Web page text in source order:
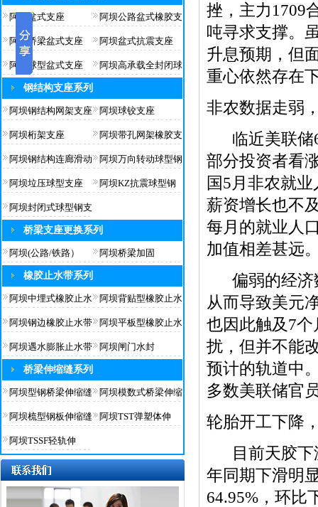
阿坝盆式支座 阿坝公路盆式橡胶支
阿坝桥梁盆式支座 阿坝盆式抗震支座
阿坝球型盆式支座 阿坝高承载全封闭球
钢结构支座系列
阿坝钢结构网架支座 阿坝球铰支座
阿坝桁架支座 阿坝带孔网架橡胶支
阿坝钢结构连廊滑动 阿坝万向转动球型钢
阿坝垃压球型支座 阿坝KZ抗震球型钢
阿坝封闭式球型钢支
桥梁支座更换系列
阿坝(公路/铁路） 阿坝桥梁加固
橡胶止水带系列
阿坝中埋式橡胶止水 阿坝背贴型橡胶止水
阿坝钢边橡胶止水带 阿坝平板型橡胶止水
阿坝遇水膨胀止水带 阿坝闸门水封
桥梁伸缩缝系列
阿坝型钢桥梁伸缩缝 阿坝模数式桥梁伸缩
阿坝梳型钢板伸缩缝 阿坝TST弹塑体伸
阿坝TSSF轻轨伸
挫，主力1709
吨寻求支撑。
升息预期，但
重心依然存在
非农数据走弱
临近美联储6
部分投资者看
国5月非农就
薪资增长也不
每月的就业人
加值相差甚远
偏弱的经济
从而导致美元
也因此触及7
扰，但并不能
预计的轨道中
多数美联储官
轮胎开工下降
目前天胶下
年同期下滑明
64.95%，环比